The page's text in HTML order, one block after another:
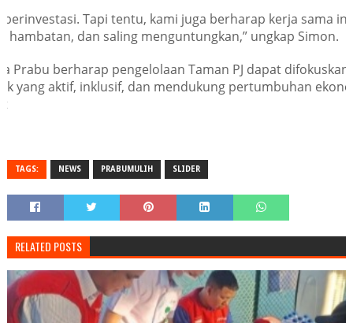
berinvestasi. Tapi tentu, kami juga berharap kerja sama
hambatan, dan saling menguntungkan,” ungkap Simon.
Prabu berharap pengelolaan Taman PJ dapat
yang aktif, inklusif, dan mendukung pertumbuhan
TAGS: NEWS PRABUMULIH SLIDER
RELATED POSTS